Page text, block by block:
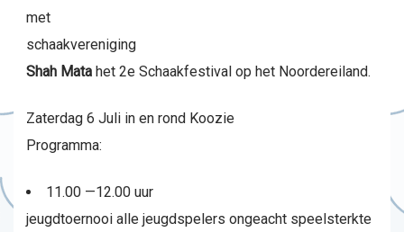
met
schaakvereniging
Shah Mata het 2e Schaakfestival op het Noordereiland.
Zaterdag 6 Juli in en rond Koozie
Programma:
11.00 —12.00 uur
jeugdtoernooi alle jeugdspelers ongeacht speelsterkte